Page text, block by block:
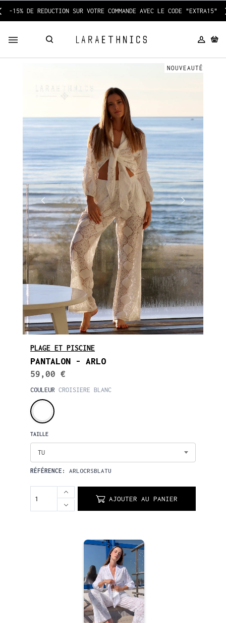
-15% DE REDUCTION SUR VOTRE COMMANDE AVEC LE CODE "EXTRA15"
NOUVEAUTÉ
PLAGE ET PISCINE
PANTALON - ARLO
59,00 €
COULEUR CROISIERE BLANC
TAILLE
TU
RÉFÉRENCE: ARLOCRSBLATU
AJOUTER AU PANIER